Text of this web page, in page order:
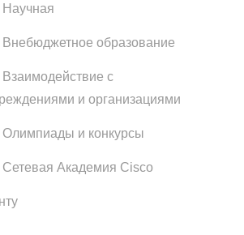
Научная
Внебюджетное образование
Взаимодействие с
и организациями
Олимпиады и конкурсы
Сетевая Академия Cisco